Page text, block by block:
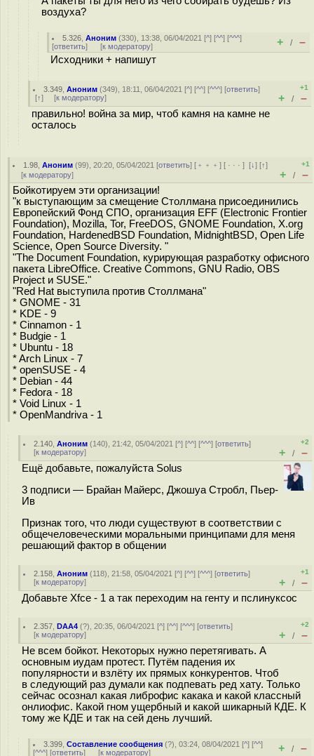
воздуха?
5.326 ,Аноним (330), 13:38, 06/04/2021 [^] [^^] [^^^]
[ответить] [к модератору] + / –
Исходники + напишут
3.349 ,Аноним (349), 18:11, 06/04/2021 [^] [^^] [^^^] [ответить]
[↑] [к модератору]
+1
+ / –
правильно! война за мир, чтоб камня на камне не
осталось
1.98 ,Аноним (99), 20:20, 05/04/2021 [ответить] [ ﹢﹢﹢] [ · · ·][↓] [↑]
[к модератору]
+1
+ / –
Бойкотируем эти организации!
"к выступающим за смещение Столлмана присоединились
Европейский Фонд СПО, организация EFF (Electronic Frontier
Foundation), Mozilla, Tor, FreeDOS, GNOME Foundation, X.org
Foundation, HardenedBSD Foundation, MidnightBSD, Open Life
Science, Open Source Diversity. "
"The Document Foundation, курирующая разработку офисного
пакета LibreOffice. Creative Commons, GNU Radio, OBS
Project и SUSE."
"Red Hat выступила против Столлмана"
* GNOME - 31
* KDE - 9
* Cinnamon - 1
* Budgie - 1
* Ubuntu - 18
* Arch Linux - 7
* openSUSE - 4
* Debian - 44
* Fedora - 18
* Void Linux - 1
* OpenMandriva - 1
2.140 ,Аноним (140), 21:42, 05/04/2021 [^] [^^] [^^^] [ответить]
[к модератору]
+2
+ / –
Ещё добавьте, пожалуйста Solus
3 подписи — Брайан Майерс, Джошуа Стробл, Пьер-
Ив
Признак того, что люди существуют в соответствии с
общечеловеческими моральными принципами для меня
решающий фактор в общении
2.158 ,Аноним (118), 21:58, 05/04/2021 [^] [^^] [^^^] [ответить]
[к модератору]
+1
+ / –
Добавьте Xfce - 1 а так переходим на генту и пслинуксос
2.357 ,DAA4 (?), 20:35, 06/04/2021 [^] [^^] [^^^] [ответить]
[к модератору]
+2
+ / –
Не всем бойкот. Некоторых нужно перетягивать. А
основным иудам протест. Путём падения их
популярности и взлёту их прямых конкурентов. Чтоб
в следующий раз думали как подпевать ред хату. Только
сейчас осознал какая либрофис какака и какой классный
онлиофис. Какой гном ущербный и какой шикарный КДЕ. К
тому же КДЕ и так на сей день лучший.
3.399 ,Составление сообщения (?), 03:24, 08/04/2021 [^] [^^]
[^^^] [ответить] [к модератору] + / –